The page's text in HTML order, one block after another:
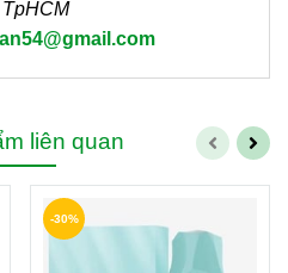
TpHCM
liên quan
-30%